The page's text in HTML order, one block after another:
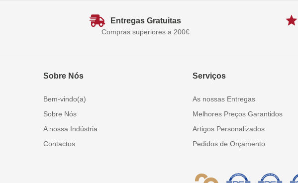
Entregas Gratuitas
Compras superiores a 200€
Sobre Nós
Bem-vindo(a)
Sobre Nós
A nossa Indústria
Contactos
Serviços
As nossas Entregas
Melhores Preços Garantidos
Artigos Personalizados
Pedidos de Orçamento